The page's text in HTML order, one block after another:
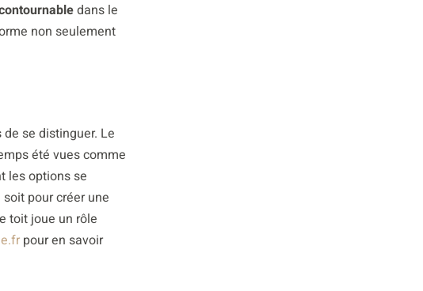
dans le
non seulement
se distinguer. Le
été vues comme
les options se
pour créer une
toit joue un rôle
pour en savoir